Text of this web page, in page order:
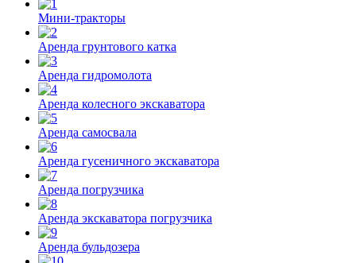
Мини-тракторы
Аренда грунтового катка
Аренда гидромолота
Аренда колесного экскаватора
Аренда самосвала
Аренда гусеничного экскаватора
Аренда погрузчика
Аренда экскаватора погрузчика
Аренда бульдозера